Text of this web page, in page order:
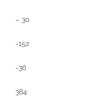
– 30
-152
-36
384